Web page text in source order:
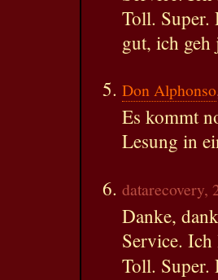
Toll. Super.
gut, ich geh
Don Alphonso
Es kommt
Lesung in
datarecovery,
Danke,
Service.
Toll. Super.